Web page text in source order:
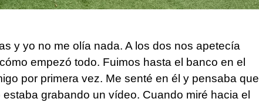
y yo no me olía nada. A los dos nos apetecía
empezó todo. Fuimos hasta el banco en el
por primera vez. Me senté en él y pensaba que
grabando un vídeo. Cuando miré hacia el